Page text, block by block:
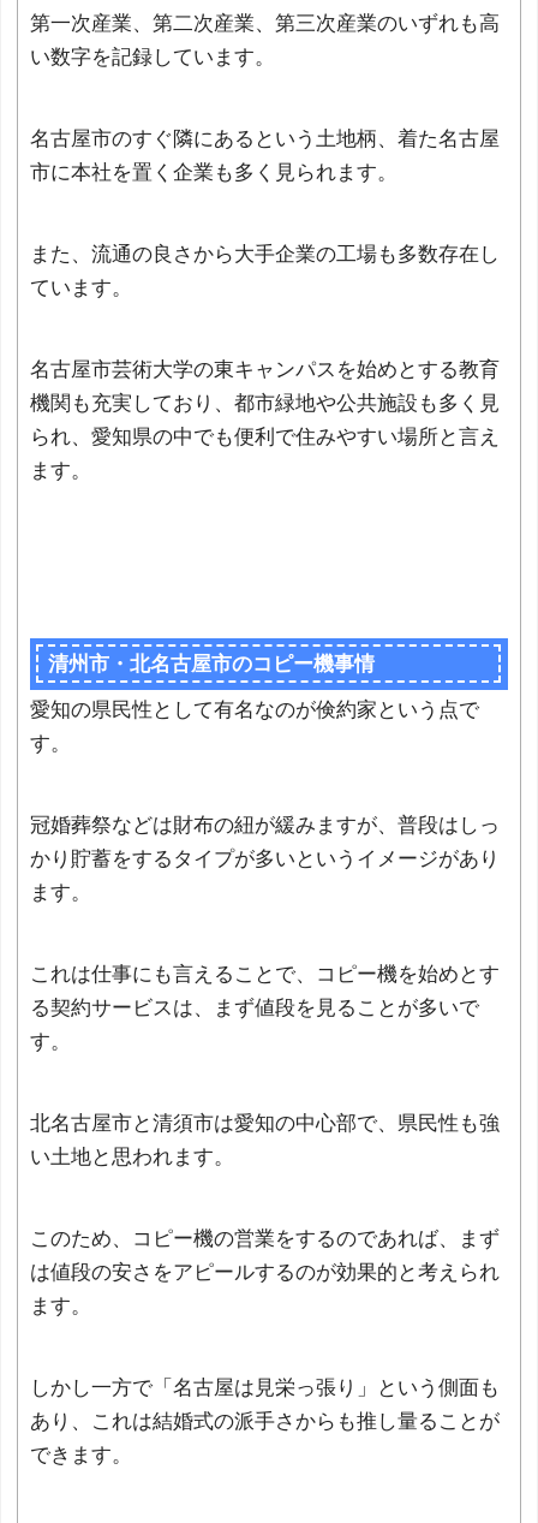
第一次産業、第二次産業、第三次産業のいずれも高
い数字を記録しています。
名古屋市のすぐ隣にあるという土地柄、着た名古屋
市に本社を置く企業も多く見られます。
また、流通の良さから大手企業の工場も多数存在し
ています。
名古屋市芸術大学の東キャンパスを始めとする教育
機関も充実しており、都市緑地や公共施設も多く見
られ、愛知県の中でも便利で住みやすい場所と言え
ます。
清州市・北名古屋市のコピー機事情
愛知の県民性として有名なのが倹約家という点で
す。
冠婚葬祭などは財布の紐が緩みますが、普段はしっ
かり貯蓄をするタイプが多いというイメージがあり
ます。
これは仕事にも言えることで、コピー機を始めとす
る契約サービスは、まず値段を見ることが多いで
す。
北名古屋市と清須市は愛知の中心部で、県民性も強
い土地と思われます。
このため、コピー機の営業をするのであれば、まず
は値段の安さをアピールするのが効果的と考えられ
ます。
しかし一方で「名古屋は見栄っ張り」という側面も
あり、これは結婚式の派手さからも推し量ることが
できます。